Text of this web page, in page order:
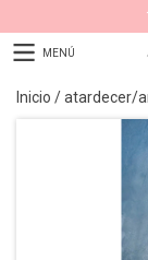
MENÚ
Inicio /atardecer/